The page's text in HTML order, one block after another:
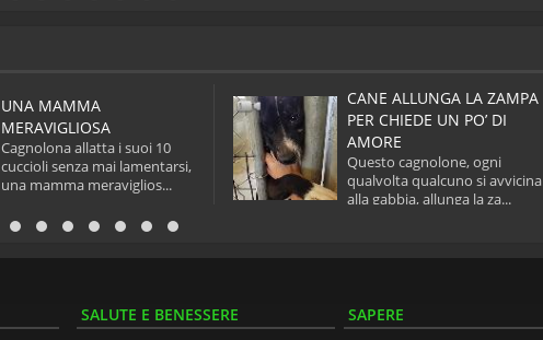
UNA MAMMA
MERAVIGLIOSA
Cagnolona allatta i suoi 10
cuccioli senza mai lamentarsi,
una mamma meraviglios...
CANE ALLUNGA LA ZAMPA
PER CHIEDE UN PO’ DI
AMORE
Questo cagnolone, ogni
qualvolta qualcuno si avvicina
alla gabbia, allunga la za...
SALUTE E BENESSERE SAPERE